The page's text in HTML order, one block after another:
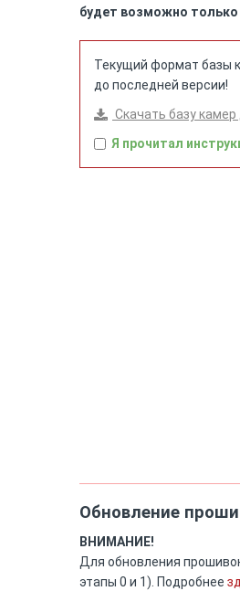
будет возможно только
Текущий формат базы
до последней версии!
Скачать базу камер
Я прочитал
Обновление
ВНИМАНИЕ!
Для обновления
этапы 0 и 1). Подробнее